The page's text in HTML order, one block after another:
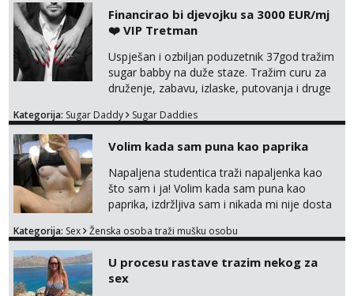
Financirao bi djevojku sa 3000 EUR/mj
❤️ VIP Tretman
Uspješan i ozbiljan poduzetnik 37god tražim
sugar babby na duže staze. Tražim curu za
druženje, zabavu, izlaske, putovanja i druge
otvorena, komunikativna, zgodna i atraktivna
markodalic37@gmail.com
Kategorija: Sugar Daddy Sugar Daddies
Volim kada sam puna kao paprika
Napaljena studentica traži napaljenka kao
što sam i ja! Volim kada sam puna kao
paprika, izdržljiva sam i nikada mi nije dosta
bilo kad i bilo gdje zato se javi što prije da
tamo, cekam te!
Kategorija: Sex Ženska osoba traži mušku osobu
U procesu rastave trazim nekog za
sex